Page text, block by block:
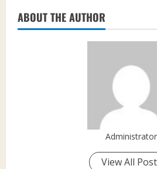
ABOUT THE AUTHOR
Administrator
View All